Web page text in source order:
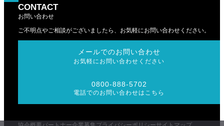
CONTACT
お問い合わせ
ご不明点やご相談がございましたら、お気軽にお問い合わせください。
メールでのお問い合わせ
お気軽にお問い合わせください
0800-888-5702
電話でのお問い合わせはこちら